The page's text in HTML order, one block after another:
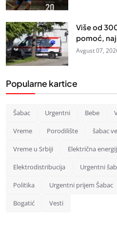
Više od
pomoć,
Avgust 07,
Popularne kartice
Šabac Urgentni Bebe
Vreme Porodilište šabac
Vreme u Srbiji Električna
Elektrodistribucija Urgentni
Politika Urgentni prijem Šabac
Bogatić Vesti